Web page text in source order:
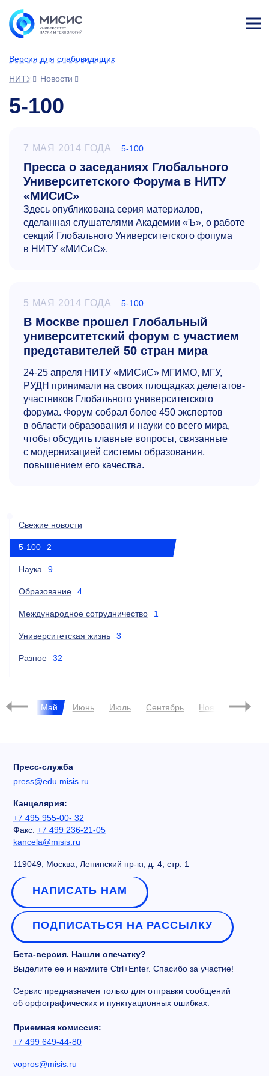
Версия для слабовидящих
НИТУ МИСИС
Новости
5-100
7 МАЯ 2014 ГОДА 5-100
Пресса о заседаниях Глобального
Университетского Форума в НИТУ
«МИСиС»
Здесь опубликована серия материалов,
сделанная слушателями Академии «Ъ», о работе
секций Глобального Университетского фопума
в НИТУ «МИСиС».
5 МАЯ 2014 ГОДА 5-100
В Москве прошел Глобальный
университетский форум с участием
представителей 50 стран мира
24-25 апреля НИТУ «МИСиС» МГИМО, МГУ,
РУДН принимали на своих площадках делегатов-
участников Глобального университетского
форума. Форум собрал более 450 экспертов
в области образования и науки со всего мира,
чтобы обсудить главные вопросы, связанные
с модернизацией системы образования,
повышением его качества.
Свежие новости
5-100 2
Наука 9
Образование 4
Международное сотрудничество 1
Университетская жизнь 3
Разное 32
Май Июнь Июль Сентябрь Ноябрь
Пресс-служба
press@edu.misis.ru
Канцелярия:
+7 495 955-00- 32
Факс: +7 499 236-21-05
kancela@misis.ru
119049, Москва, Ленинский пр-кт, д. 4, стр. 1
НАПИСАТЬ НАМ
ПОДПИСАТЬСЯ НА РАССЫЛКУ
Бета-версия. Нашли опечатку?
Выделите ее и нажмите Ctrl+Enter. Спасибо за участие!
Сервис предназначен только для отправки сообщений
об орфографических и пунктуационных ошибках.
Приемная комиссия:
+7 499 649-44-80
vopros@misis.ru